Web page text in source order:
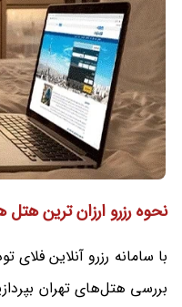
نحوه رزرو ارزان ترین
با سامانه رزرو آنلاین
بررسی هتل‌های تهران